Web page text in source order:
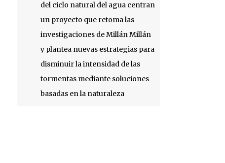
del ciclo natural del agua centran
un proyecto que retoma las
investigaciones de Millán Millán
y plantea nuevas estrategias para
disminuir la intensidad de las
tormentas mediante soluciones
basadas en la naturaleza